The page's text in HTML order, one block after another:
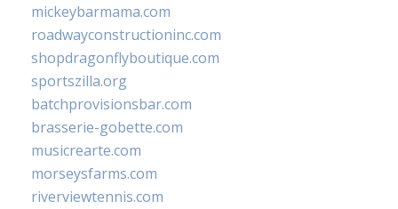
mickeybarmama.com
roadwayconstructioninc.com
shopdragonflyboutique.com
sportszilla.org
batchprovisionsbar.com
brasserie-gobette.com
musicrearte.com
morseysfarms.com
riverviewtennis.com